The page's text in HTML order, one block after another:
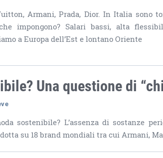
Armani, Prada, Dior. In Italia sono
impongono? Salari bassi, alta
a Europa dell’Est e lontano Oriente
Una questione di
sostenibile? L’assenza di sostanze
su 18 brand mondiali tra cui Armani,